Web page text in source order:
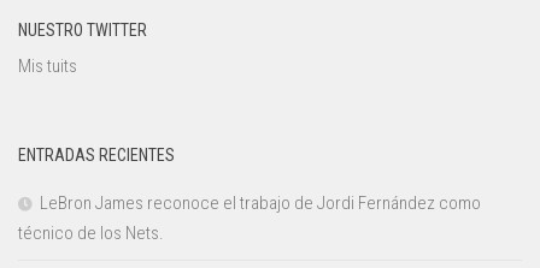
NUESTRO TWITTER
Mis tuits
ENTRADAS RECIENTES
LeBron James reconoce el trabajo de Jordi Fernández como
técnico de los Nets.